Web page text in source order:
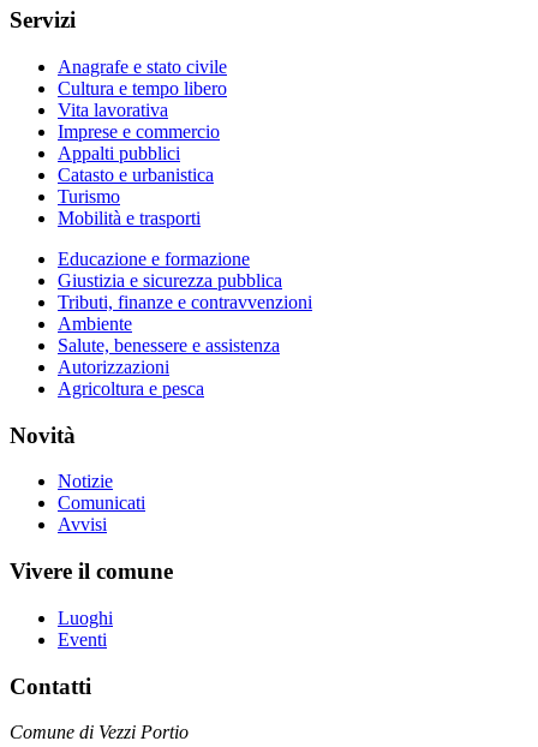
Servizi
Anagrafe e stato civile
Cultura e tempo libero
Vita lavorativa
Imprese e commercio
Appalti pubblici
Catasto e urbanistica
Turismo
Mobilità e trasporti
Educazione e formazione
Giustizia e sicurezza pubblica
Tributi, finanze e contravvenzioni
Ambiente
Salute, benessere e assistenza
Autorizzazioni
Agricoltura e pesca
Novità
Notizie
Comunicati
Avvisi
Vivere il comune
Luoghi
Eventi
Contatti
Comune di Vezzi Portio